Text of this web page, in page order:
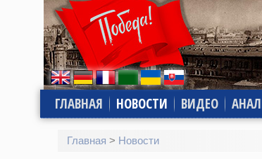
ГЛАВНАЯ НОВОСТИ ВИДЕО
Главная > Новости